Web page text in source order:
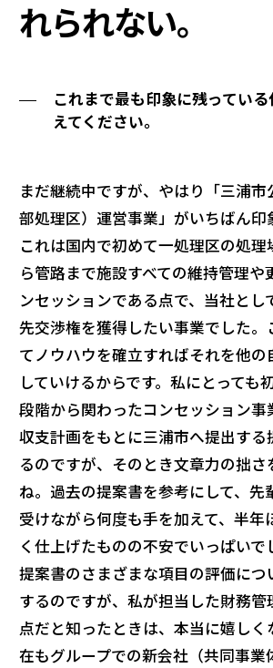
れられない。
これまで最も印象に残ってい
えてください。
まだ継続中ですが、やはり「三浦市
部処理区）運営事業」がいちばん印
これは国内で初めて一処理区の処理
ら管路まで施設すべての維持管理や
ンセッションである点で、当社とし
先交渉権を獲得したい事業でした。
てノウハウを確立すればそれを他の
していけるからです。私にとっても
段階から関わったコンセッション事
収支計画をもとに三浦市へ提出する
るのですが、そのとき文章力の拙さ
ね。過去の提案書を参考にして、先
受けながら何度も手を加えて、半年
く仕上げたものの不安でいっぱいで
提案書のさまざまな項目の評価につ
するのですが、私が担当した財務管
点だと知ったときは、本当に嬉し
在もグループでの新会社（共同事業